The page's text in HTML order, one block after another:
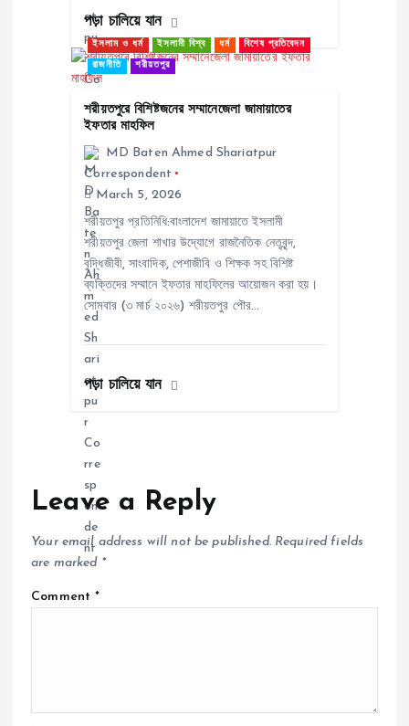
পড়া চালিয়ে যান
ইসলাম ও ধর্ম ইসলামী বিশ্ব ধর্ম বিশেষ প্রতিবেদন
রাজনীতি শরীয়তপুর
শরীয়তপুরে বিশিষ্টজনের সম্মানেজেলা জামায়াতের
ইফতার মাহফিল
MD Baten Ahmed Shariatpur
Correspondent
March 5, 2026
শরীয়তপুর প্রতিনিধি:বাংলাদেশ জামায়াতে ইসলামী
শরীয়তপুর জেলা শাখার উদ্যোগে রাজনৈতিক নেতৃবৃন্দ,
বুদ্ধিজীবী, সাংবাদিক, পেশাজীবি ও শিক্ষক সহ বিশিষ্ট
ব্যক্তিদের সম্মানে ইফতার মাহফিলের আয়োজন করা হয়।
সোমবার (৩ মার্চ ২০২৬) শরীয়তপুর পৌর…
পড়া চালিয়ে যান
Leave a Reply
Your email address will not be published. Required fields
are marked *
Comment*